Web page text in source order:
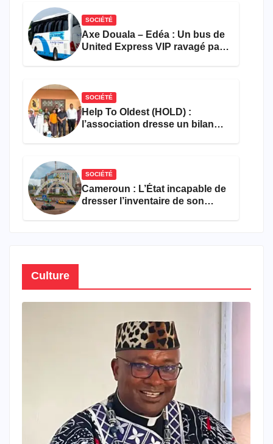
SOCIÉTÉ
Axe Douala – Edéa : Un bus de
United Express VIP ravagé par
SOCIÉTÉ
Help To Oldest (HOLD) :
l’association dresse un bilan
SOCIÉTÉ
Cameroun : L’État incapable de
dresser l’inventaire de son
Culture